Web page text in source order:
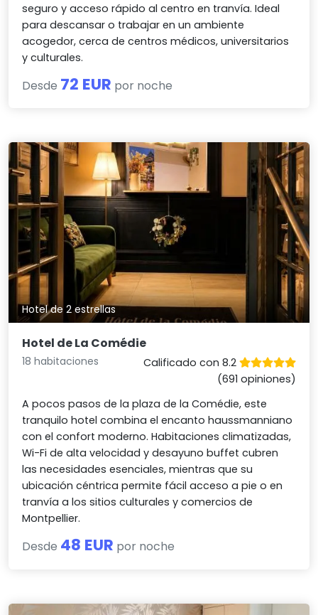
seguro y acceso rápido al centro en tranvía. Ideal
para descansar o trabajar en un ambiente
acogedor, cerca de centros médicos, universitarios
y culturales.
Desde 72 EUR por noche
Hotel de 2 estrellas
Hotel de La Comédie
18 habitaciones
Calificado con 8.2
(691 opiniones)
A pocos pasos de la plaza de la Comédie, este
tranquilo hotel combina el encanto haussmanniano
con el confort moderno. Habitaciones climatizadas,
Wi-Fi de alta velocidad y desayuno buffet cubren
las necesidades esenciales, mientras que su
ubicación céntrica permite fácil acceso a pie o en
tranvía a los sitios culturales y comercios de
Montpellier.
Desde 48 EUR por noche